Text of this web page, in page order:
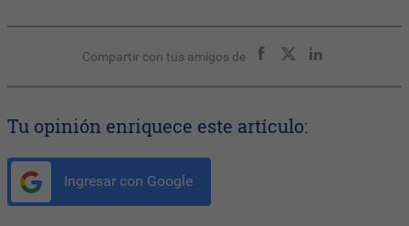
Compartir con tus amigos de
Tu opinión enriquece este artículo:
Ingresar con Google